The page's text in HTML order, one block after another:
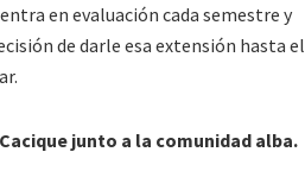
en evaluación cada semestre y
de darle esa extensión hasta el
junto a la comunidad alba.